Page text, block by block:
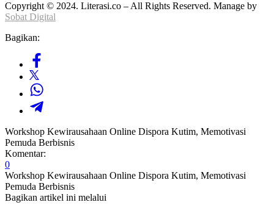
Copyright © 2024. Literasi.co – All Rights Reserved. Manage by
Sobat Digital
Bagikan:
Workshop Kewirausahaan Online Dispora Kutim, Memotivasi
Pemuda Berbisnis
Komentar:
0
Workshop Kewirausahaan Online Dispora Kutim, Memotivasi
Pemuda Berbisnis
Bagikan artikel ini melalui